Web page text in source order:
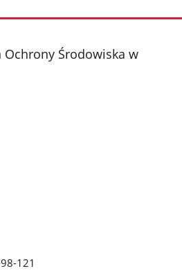
Ochrony Środowiska w
121